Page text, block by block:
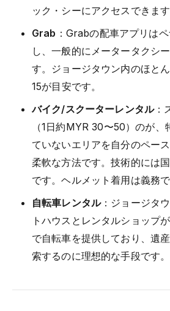
ック・シーにアクセスできます
Grab ：Grabの配車アプリは
し、一般的にメータータクシ
す。ジョージタウン内のほと
15が目安です。
バイク/スクーターレンタル：
（1日約MYR 30〜50）のが
ていないエリアを自分のペー
柔軟な方法です。技術的には
です。ヘルメット着用は義務で
自転車レンタル：ジョージタ
トハウスとレンタルショップ
で自転車を提供しており、遺
索するのに理想的な手段です。